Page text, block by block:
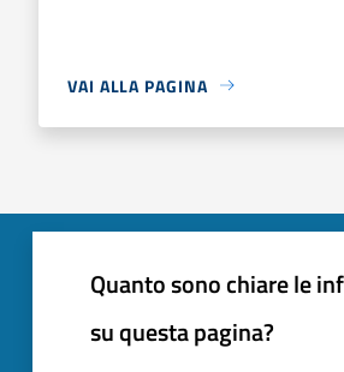
VAI ALLA PAGINA
Quanto sono chiare le
su questa pagina?